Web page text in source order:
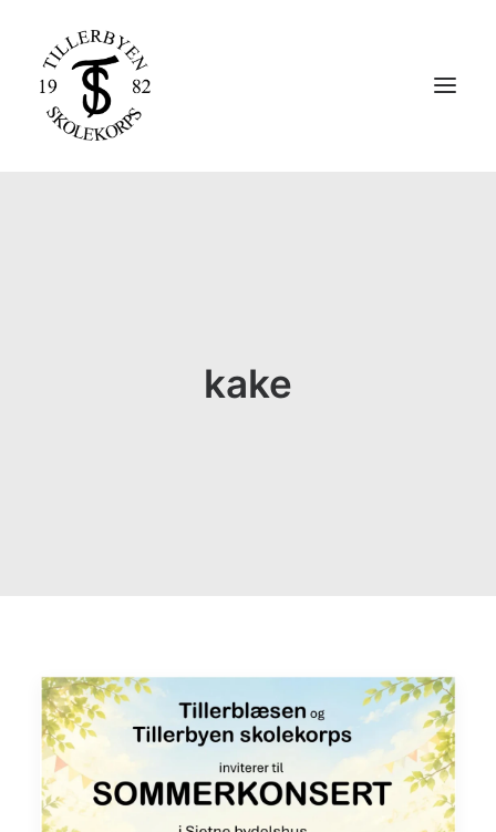
MELDE DEG INN I KORPSET
kake